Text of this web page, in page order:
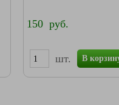
150 руб.
шт. В